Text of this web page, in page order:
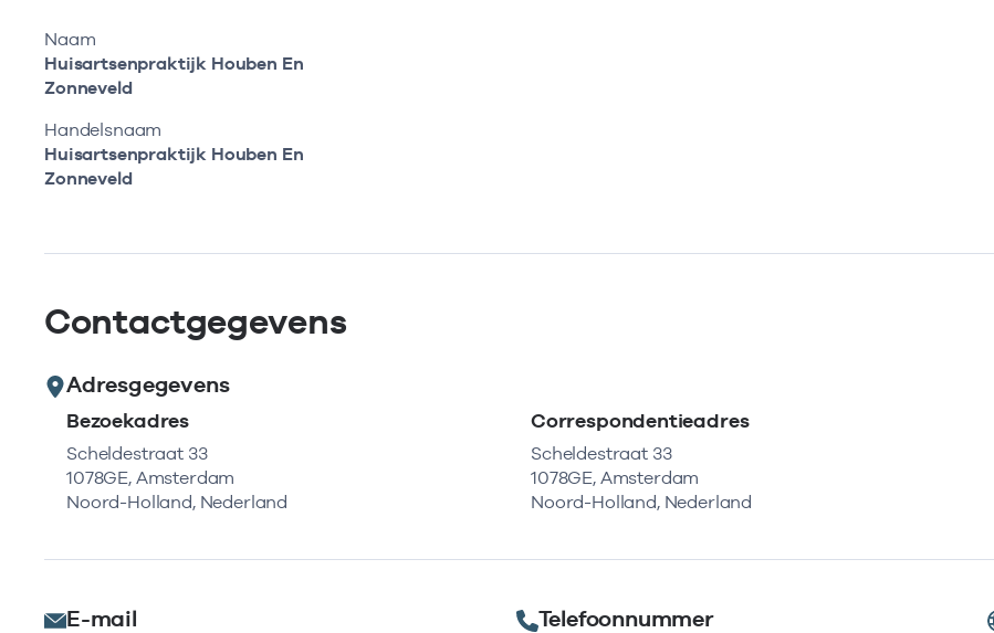
Naam
Huisartsenpraktijk Houben En
Zonneveld
Handelsnaam
Huisartsenpraktijk Houben En
Zonneveld
Contactgegevens
Adresgegevens
Bezoekadres
Scheldestraat 33
1078GE, Amsterdam
Noord-Holland, Nederland
Correspondentieadres
Scheldestraat 33
1078GE, Amsterdam
Noord-Holland, Nederland
E-mail Telefoonnummer